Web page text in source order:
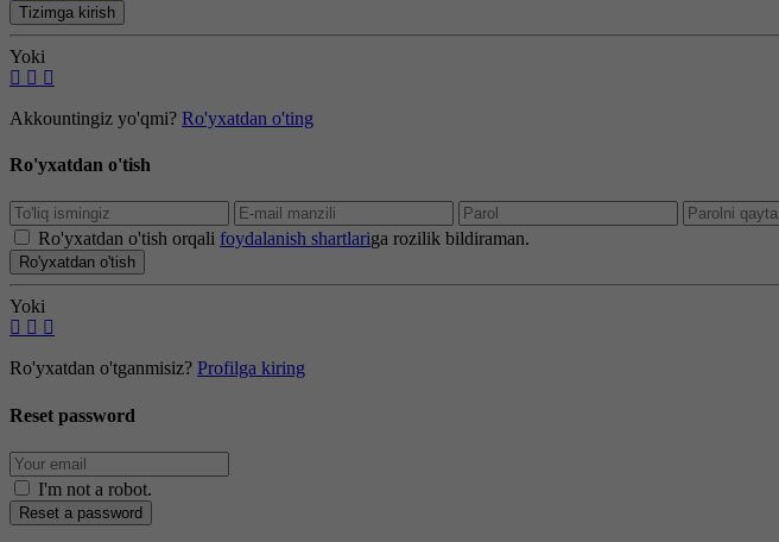
Tizimga kirish
Yoki
Akkountingiz yo'qmi? Ro'yxatdan o'ting
Ro'yxatdan o'tish
Ro'yxatdan o'tish orqali foydalanish shartlariga rozilik bildiraman.
Ro'yxatdan o'tish
Yoki
Ro'yxatdan o'tganmisiz? Profilga kiring
Reset password
I'm not a robot.
Reset a password